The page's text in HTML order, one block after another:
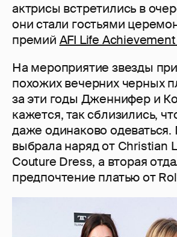
актрисы встретились в
они стали гостьями
премий AFI Life
На мероприятие звезды
похожих вечерних черных
за эти годы Дженнифер и
кажется, так сблизились,
даже одинаково одеваться.
выбрала наряд от Christian
Couture Dress, а вторая
предпочтение платью от